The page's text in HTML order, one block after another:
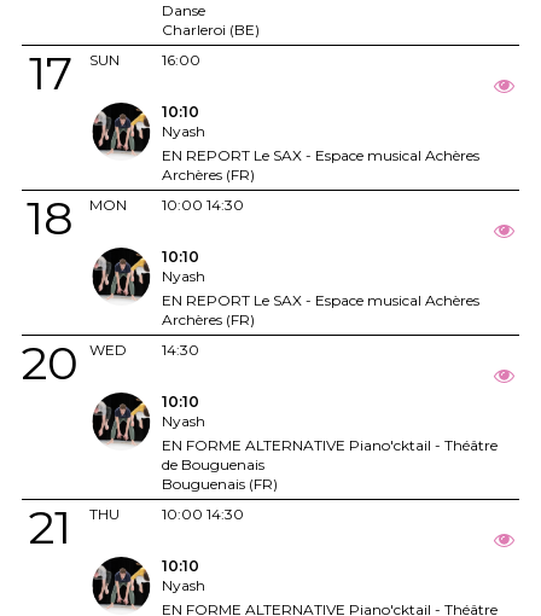
Danse
Charleroi (BE)
SUN
17 16:00
10:10
Nyash
EN REPORT Le SAX - Espace musical Achères
Archères (FR)
MON
18 10:00 14:30
10:10
Nyash
EN REPORT Le SAX - Espace musical Achères
Archères (FR)
WED
20 14:30
10:10
Nyash
EN FORME ALTERNATIVE Piano'cktail - Théâtre
de Bouguenais
Bouguenais (FR)
THU
21 10:00 14:30
10:10
Nyash
EN FORME ALTERNATIVE Piano'cktail - Théâtre